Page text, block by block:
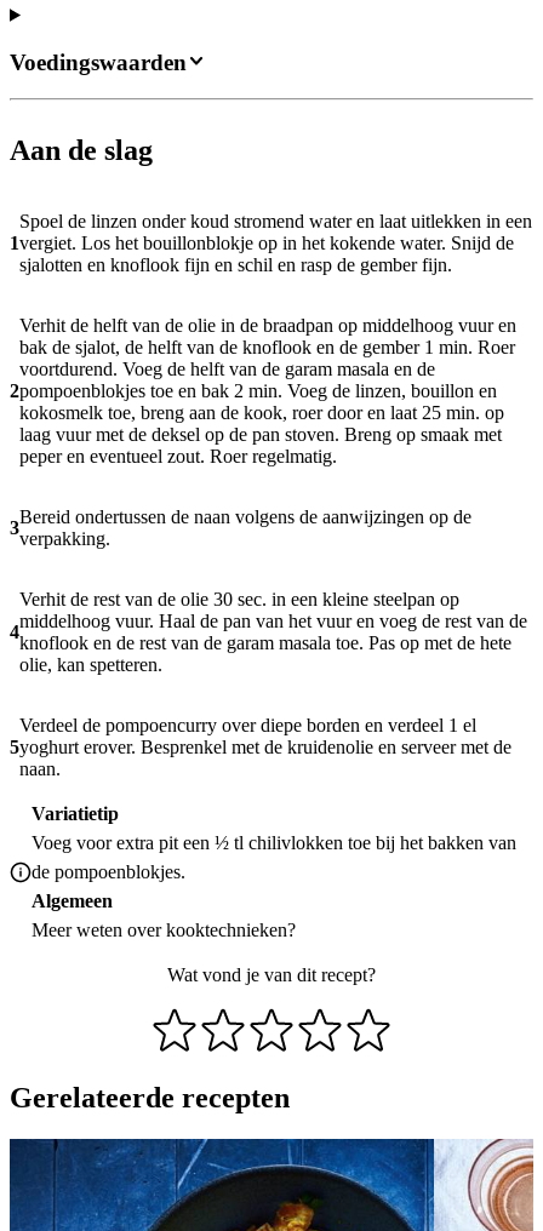
Aan de slag
1
Spoel de linzen onder koud stromend water en laat uitlekken in een
vergiet. Los het bouillonblokje op in het kokende water. Snijd de
sjalotten en knoflook fijn en schil en rasp de gember fijn.
2
Verhit de helft van de olie in de braadpan op middelhoog vuur en
bak de sjalot, de helft van de knoflook en de gember 1 min. Roer
voortdurend. Voeg de helft van de garam masala en de
pompoenblokjes toe en bak 2 min. Voeg de linzen, bouillon en
kokosmelk toe, breng aan de kook, roer door en laat 25 min. op
laag vuur met de deksel op de pan stoven. Breng op smaak met
peper en eventueel zout. Roer regelmatig.
3
Bereid ondertussen de naan volgens de aanwijzingen op de
verpakking.
4
Verhit de rest van de olie 30 sec. in een kleine steelpan op
middelhoog vuur. Haal de pan van het vuur en voeg de rest van de
knoflook en de rest van de garam masala toe. Pas op met de hete
olie, kan spetteren.
5
Verdeel de pompoencurry over diepe borden en verdeel 1 el
yoghurt erover. Besprenkel met de kruidenolie en serveer met de
naan.
Variatietip
Voeg voor extra pit een ½ tl chilivlokken toe bij het bakken van
de pompoenblokjes.
Algemeen
Meer weten overkooktechnieken?
Wat vond je van dit recept?
Voedingswaarden
Gerelateerde recepten